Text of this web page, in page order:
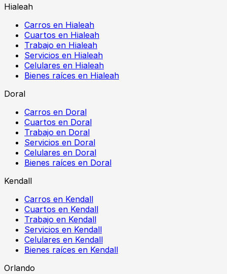
Hialeah
Carros en Hialeah
Cuartos en Hialeah
Trabajo en Hialeah
Servicios en Hialeah
Celulares en Hialeah
Bienes raíces en Hialeah
Doral
Carros en Doral
Cuartos en Doral
Trabajo en Doral
Servicios en Doral
Celulares en Doral
Bienes raíces en Doral
Kendall
Carros en Kendall
Cuartos en Kendall
Trabajo en Kendall
Servicios en Kendall
Celulares en Kendall
Bienes raíces en Kendall
Orlando